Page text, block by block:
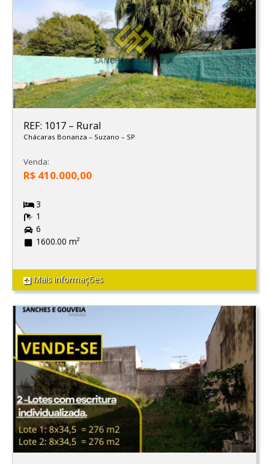
REF: 1017 – Rural
Chácaras Bonanza – Suzano – SP
Venda:
R$ 410.000,00
3
1
6
1600.00 m²
Mais informações